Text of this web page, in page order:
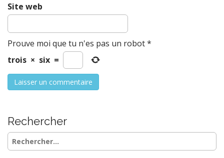
Site web
Prouve moi que tu n'es pas un robot*
trois × six =
Rechercher
Rechercher :